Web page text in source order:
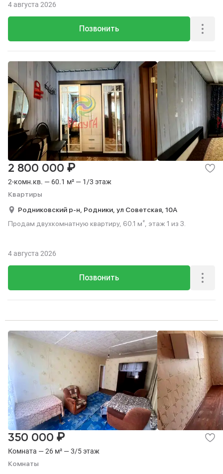
Позвонить
4 августа 2026
2-комн.кв. — 60.1 м² — 1/3 этаж
Квартиры
2 800 000 ₽
Родниковский р-н, Родники, ул Советская, 10А
Продам двухкомнатную квартиру, 60.1 м², этаж 1 из 3.
Позвонить
4 августа 2026
Комната — 26 м² — 3/5 этаж
Комнаты
350 000 ₽